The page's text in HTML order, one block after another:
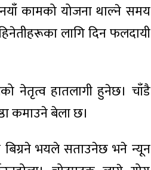
कामको योजना थाल्ने समय
लागि दिन फलदायी
नेतृत्व हातलागी हुनेछ। चाँडै
कमाउने बेला छ।
भयले सताउनेछ भने न्यून